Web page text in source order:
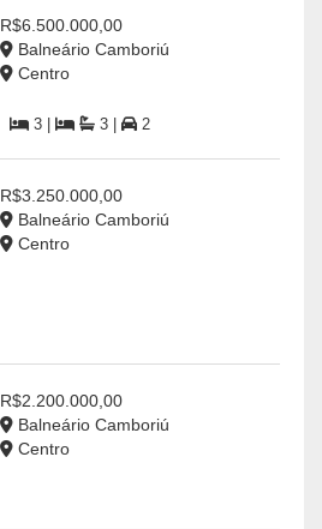
R$6.500.000,00
Balneário Camboriú
Centro
3 | 3 | 2
R$3.250.000,00
Balneário Camboriú
Centro
R$2.200.000,00
Balneário Camboriú
Centro